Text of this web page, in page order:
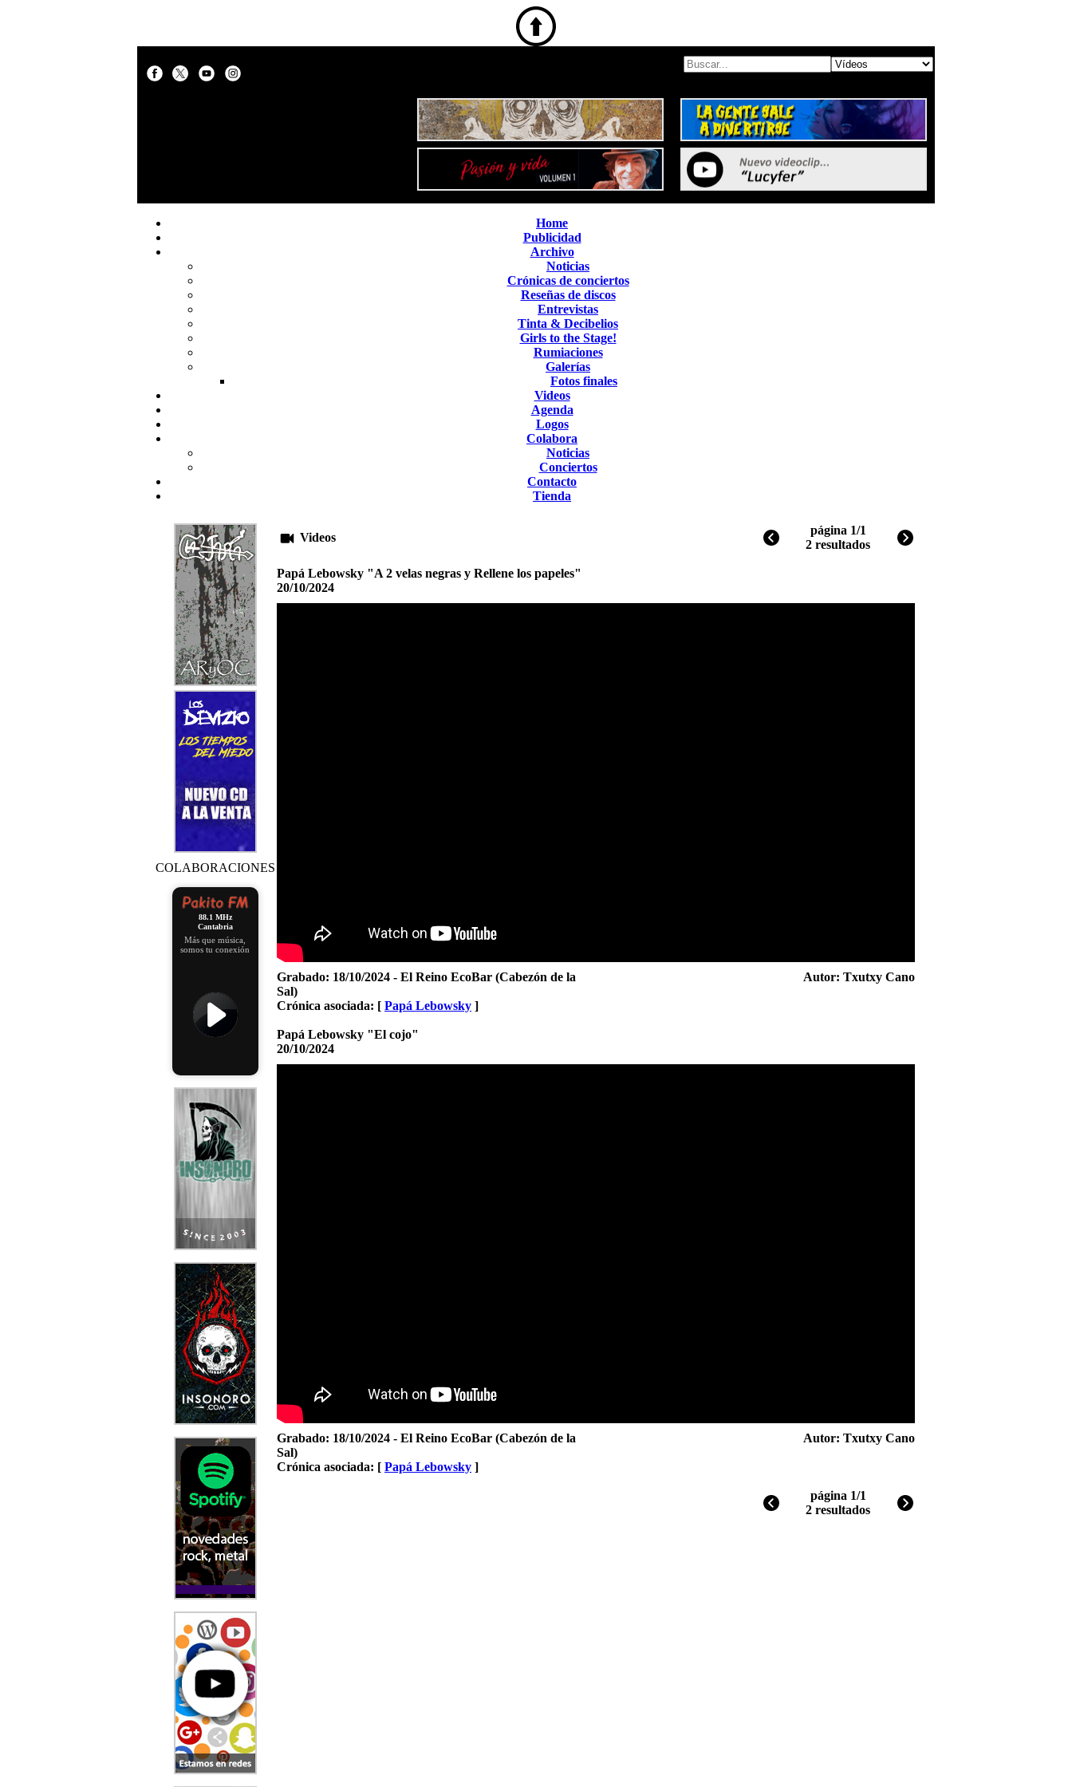
Home
Publicidad
Archivo
Noticias
Crónicas de conciertos
Reseñas de discos
Entrevistas
Tinta & Decibelios
Girls to the Stage!
Rumiaciones
Galerías
Fotos finales
Videos
Agenda
Logos
Colabora
Noticias
Conciertos
Contacto
Tienda
COLABORACIONES
88.1 MHz
Cantabria
Más que música,
somos tu conexión
Videos
página 1/1
2 resultados
Papá Lebowsky "A 2 velas negras y Rellene los papeles"
20/10/2024
Grabado: 18/10/2024 - El Reino EcoBar (Cabezón de la
Sal)
Autor: Txutxy Cano
Crónica asociada: [ Papá Lebowsky ]
Papá Lebowsky "El cojo"
20/10/2024
Grabado: 18/10/2024 - El Reino EcoBar (Cabezón de la
Sal)
Autor: Txutxy Cano
Crónica asociada: [ Papá Lebowsky ]
página 1/1
2 resultados